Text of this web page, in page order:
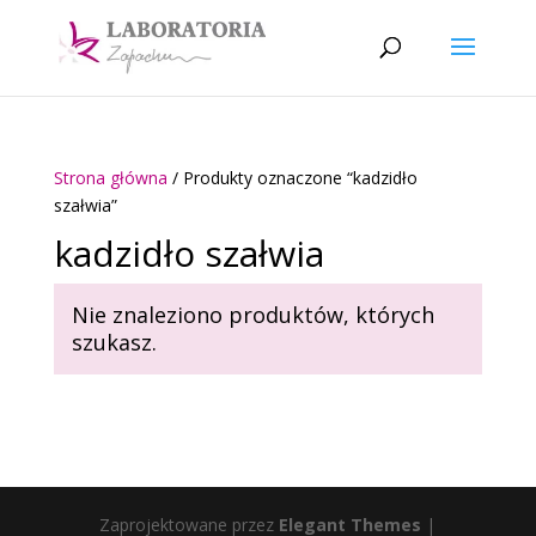
Strona główna / Produkty oznaczone “kadzidło
szałwia”
kadzidło szałwia
Nie znaleziono produktów, których
szukasz.
Zaprojektowane przez Elegant Themes |